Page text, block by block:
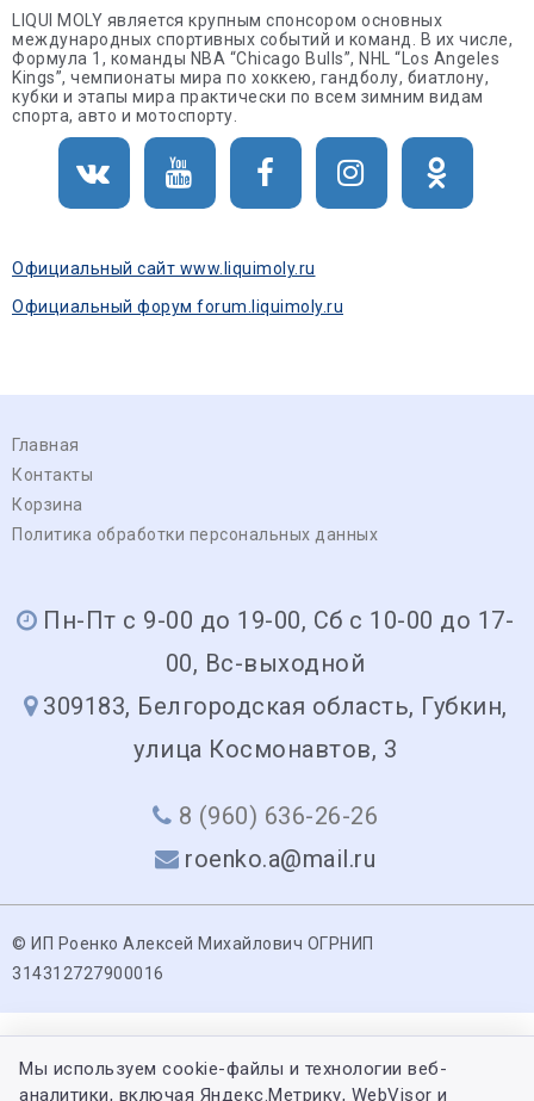
LIQUI MOLY является крупным спонсором основных
международных спортивных событий и команд. В их числе,
Формула 1, команды NBA “Chicago Bulls”, NHL “Los Angeles
Kings”, чемпионаты мира по хоккею, гандболу, биатлону,
кубки и этапы мира практически по всем зимним видам
спорта, авто и мотоспорту.
Официальный сайт www.liquimoly.ru
Официальный форум forum.liquimoly.ru
Главная
Контакты
Корзина
Политика обработки персональных данных
Пн-Пт с 9-00 до 19-00, Сб с 10-00 до 17-
00, Вс-выходной
309183, Белгородская область, Губкин,
улица Космонавтов, 3
8 (960) 636-26-26
roenko.a@mail.ru
© ИП Роенко Алексей Михайлович ОГРНИП
314312727900016
Мы используем cookie-файлы и технологии веб-
аналитики, включая Яндекс.Метрику, WebVisor и